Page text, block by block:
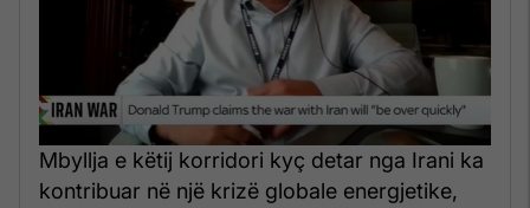
Mbyllja e këtij korridori kyç detar nga Irani ka
kontribuar në një krizë globale energjetike,